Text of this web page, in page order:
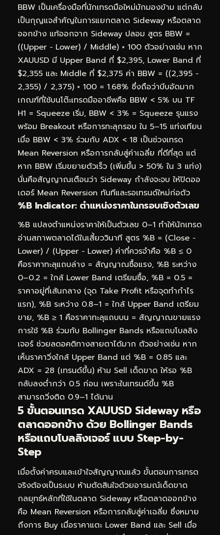
BBW เป็นเครื่องมือที่นักเทรดมือใหม่มักมองข้าม แต่กลับ
เป็นกุญแจสำคัญในการแยกตลาด Sideway หรือตลาด
ออกข้าง แท้ออกจาก Sideway ปลอม สูตร BBW =
((Upper − Lower) / Middle) × 100 ตัวอย่างเช่น หาก
XAUUSD มี Upper Band ที่ $2,395, Lower Band ที่
$2,355 และ Middle ที่ $2,375 ค่า BBW = ((2,395 −
2,355) / 2,375) × 100 = 1.68% ซึ่งถือว่าบีบอัดมาก
เกณฑ์ที่ใช้บนโต๊ะเทรดมืออาชีพคือ BBW < 5% บน TF
H1 = Squeeze เริ่ม, BBW < 3% = Squeeze รุนแรง
พร้อม Breakout หรือการทะลุกรอบ ใน 5–15 แท่งเทียน
เมื่อ BBW < 3% ร่วมกับ ADX < 18 เป็นช่วงเทรด
Mean Reversion หรือการกลับสู่ค่าเฉลี่ย ที่ดีที่สุด แต่
หาก BBW เริ่มขยายตัวเร็ว (เพิ่มขึ้น > 50% ใน 3 แท่ง)
นั่นคือสัญญาณเตือนว่า Sideway กำลังจะจบ ให้ปิดออ
เดอร์ Mean Reversion ทันทีและรอเทรนด์ใหม่ก่อตัว
%B Indicator: ตำแหน่งราคาในกรอบเชิงตัวเลข
%B แปลงตำแหน่งราคาให้เป็นตัวเลข 0–1 ทำให้นักเทรด
อ่านสภาพตลาดได้ในเสี้ยววินาที สูตร %B = (Close −
Lower) / (Upper − Lower) ค่าที่ควรจำคือ %B ≤ 0
คือราคาทะลุแถบล่าง = สัญญาณซื้อแรง, %B ระหว่าง
0–0.2 = ใกล้ Lower Band เตรียมซื้อ, %B = 0.5 =
ราคาอยู่ที่เส้นกลาง (จุด Take Profit หรือจุดทำกำไร
แรก), %B ระหว่าง 0.8–1 = ใกล้ Upper Band เตรียม
ขาย, %B ≥ 1 คือราคาทะลุแถบบน = สัญญาณขายแรง
การใช้ %B ร่วมกับ Bollinger Bands หรือแถบโบลลิง
เจอร์ ช่วยลดอคติทางสายตาได้มาก ตัวอย่างเช่น หาก
เห็นราคาวิ่งใกล้ Upper Band แต่ %B = 0.85 และ
ADX = 28 (เทรนด์ขึ้น) ห้าม Sell เด็ดขาด ให้รอ %B
กลับลงต่ำกว่า 0.5 ก่อน เพราะในเทรนด์ขึ้น %B
สามารถวิ่งติด 0.9–1 ได้นาน
5 ขั้นตอนเทรด XAUUSD Sideway หรือ
ตลาดออกข้าง ด้วย Bollinger Bands
หรือแถบโบลลิงเจอร์ แบบ Step-by-
Step
เมื่อตั้งค่าครบและเข้าใจสัญญาณแล้ว ขั้นตอนการเทรด
จริงต้องเป็นระบบ ห้ามตัดสินใจด้วยอารมณ์เด็ดขาด
กลยุทธ์หลักที่ใช้ในตลาด Sideway หรือตลาดออกข้าง
คือ Mean Reversion หรือการกลับสู่ค่าเฉลี่ย ซึ่งหมาย
ถึงการ Buy เมื่อราคาแตะ Lower Band และ Sell เมื่อ